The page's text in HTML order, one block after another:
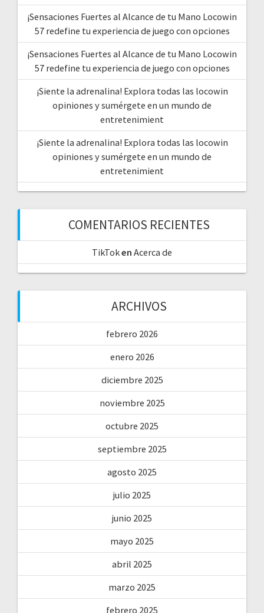
¡Sensaciones Fuertes al Alcance de tu Mano Locowin
57 redefine tu experiencia de juego con opciones
¡Sensaciones Fuertes al Alcance de tu Mano Locowin
57 redefine tu experiencia de juego con opciones
¡Siente la adrenalina! Explora todas las locowin
opiniones y sumérgete en un mundo de
entretenimient
¡Siente la adrenalina! Explora todas las locowin
opiniones y sumérgete en un mundo de
entretenimient
COMENTARIOS RECIENTES
TikToken Acerca de
ARCHIVOS
febrero 2026
enero 2026
diciembre 2025
noviembre 2025
octubre 2025
septiembre 2025
agosto 2025
julio 2025
junio 2025
mayo 2025
abril 2025
marzo 2025
febrero 2025